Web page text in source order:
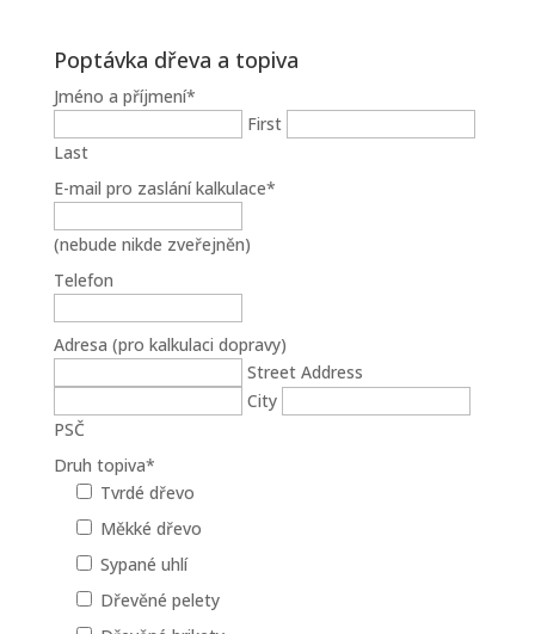
Poptávka dřeva a topiva
Jméno a příjmení*
First
Last
E-mail pro zaslání kalkulace*
(nebude nikde zveřejněn)
Telefon
Adresa (pro kalkulaci dopravy)
Street Address
City
PSČ
Druh topiva*
Tvrdé dřevo
Měkké dřevo
Sypané uhlí
Dřevěné pelety